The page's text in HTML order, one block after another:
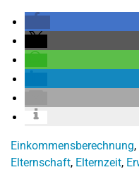
Einkommensberechnung,
Elternschaft, Elternzeit,